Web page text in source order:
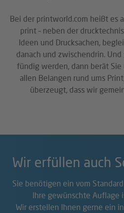
Bei der printworld.com heißt es
print – neben der
Ideen und Drucksachen,
danach und zwischendrin.
fündig werden, dann berät Sie
allen Belangen rund ums
überzeugt, dass wir
Wir erfüllen auch
Sie benötigen ein vom
Ihre gewünschte Auflage
Wir erstellen Ihnen gerne ein